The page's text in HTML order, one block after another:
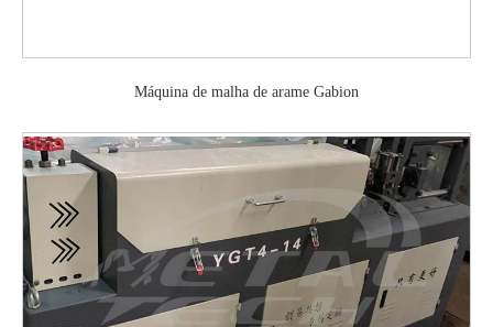
Máquina de malha de arame Gabion